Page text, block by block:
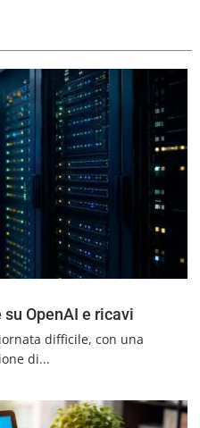
OpenAI e ricavi
difficile, con una
di...